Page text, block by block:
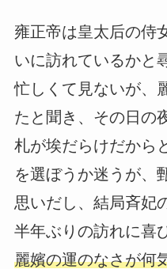
雍正帝は皇太后の侍
いに訪れているかと
忙しくて見ないが、
たと聞き、その日の
札が埃だらけだから
を選ぼうか迷うが、
思いだし、結局斉妃
半年ぶりの訪れに喜
麗嬪の運のなさが何